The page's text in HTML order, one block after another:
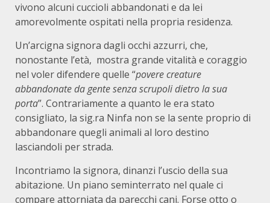
vivono alcuni cuccioli abbandonati e da lei
amorevolmente ospitati nella propria residenza.
Un’arcigna signora dagli occhi azzurri, che,
nonostante l’età, mostra grande vitalità e coraggio
nel voler difendere quelle “povere creature
abbandonate da gente senza scrupoli dietro la sua
porta”. Contrariamente a quanto le era stato
consigliato, la sig.ra Ninfa non se la sente proprio di
abbandonare quegli animali al loro destino
lasciandoli per strada.
Incontriamo la signora, dinanzi l’uscio della sua
abitazione. Un piano seminterrato nel quale ci
compare attorniata da parecchi cani. Forse otto o